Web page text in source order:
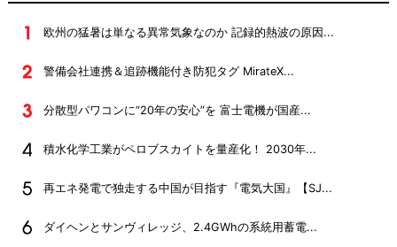
欧州の猛暑は単なる異常気象なのか 記録的熱波の原因...
警備会社連携＆追跡機能付き防犯タグ MirateX...
分散型パワコンに“20年の安心”を 富士電機が国産...
積水化学工業がペロブスカイトを量産化！ 2030年...
再エネ発電で独走する中国が目指す『電気大国』【SJ...
ダイヘンとサンヴィレッジ、2.4GWhの系統用蓄電...